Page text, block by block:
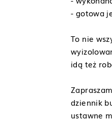
- gotowa
To nie
idą też
dziennik
ustawne